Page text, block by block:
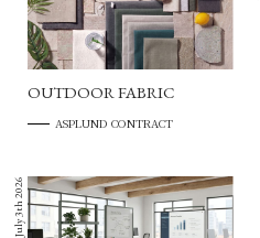
OUTDOOR FABRIC
ASPLUND CONTRACT
July 3th 2026